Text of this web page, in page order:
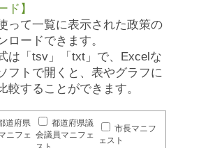
ド】
って一覧に表示された政策の
ロードできます。
は「tsv」「txt」で、Excelな
フトで開くと、表やグラフに
較することができます。
道府県
ニフェ
都道府県議
会議員マニフェ
市長マニフ
ェスト